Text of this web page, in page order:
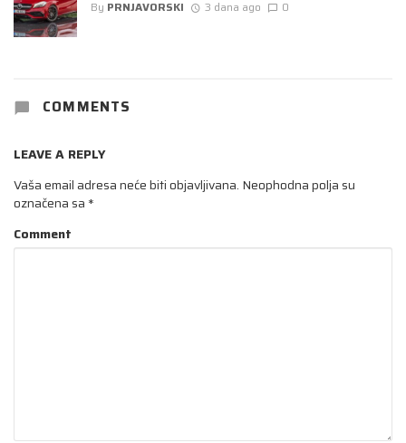
By PRNJAVORSKI 3 dana ago 0
COMMENTS
LEAVE A REPLY
Vaša email adresa neće biti objavljivana. Neophodna polja su
označena sa *
Comment